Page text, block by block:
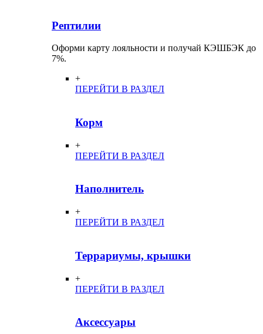
Рептилии
Оформи карту лояльности и получай КЭШБЭК до
7%.
+
ПЕРЕЙТИ В РАЗДЕЛ
Корм
+
ПЕРЕЙТИ В РАЗДЕЛ
Наполнитель
+
ПЕРЕЙТИ В РАЗДЕЛ
Террариумы, крышки
+
ПЕРЕЙТИ В РАЗДЕЛ
Аксессуары